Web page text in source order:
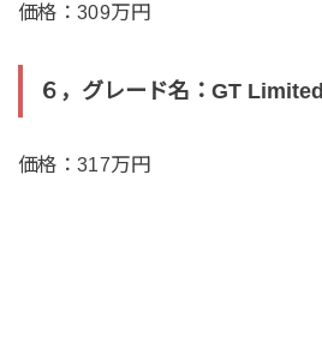
価格：309万円
６，グレード名：GT Limited
価格：317万円